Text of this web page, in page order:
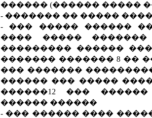
������ (������ �����
- ������� �� �����
- ��� ����� ������
���� �����
��������� ������
������� ������� 8 ��
��� �������
������ ��� �����
������12 ���
������ ������
- ��� ������ ����